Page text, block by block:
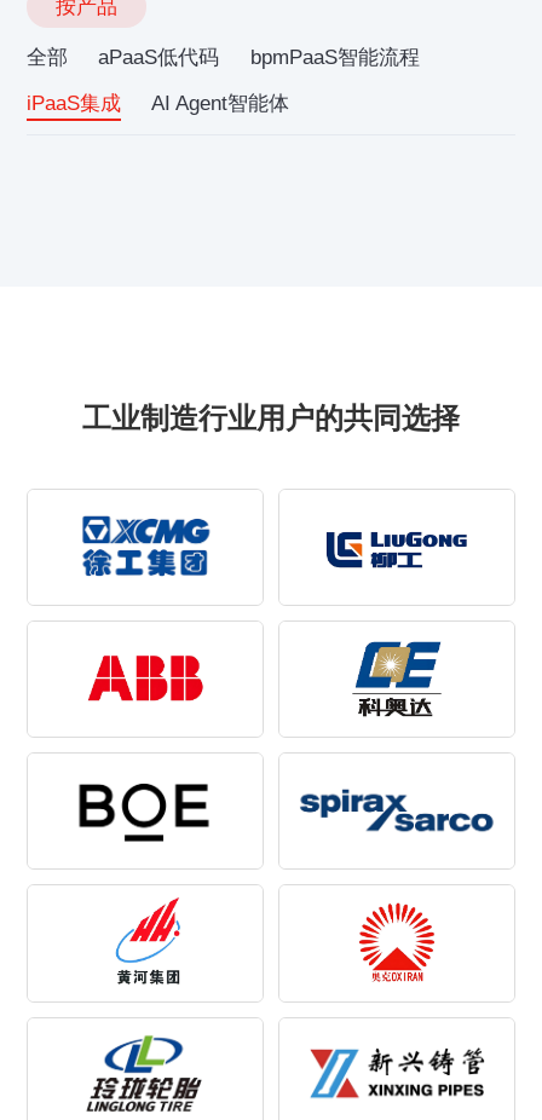
按产品
全部 aPaaS低代码
bpmPaaS智能流程
iPaaS集成
AI Agent智能体
工业制造行业用户的共同选择